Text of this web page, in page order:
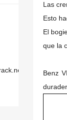
Las
Esto
El
que la
Benz